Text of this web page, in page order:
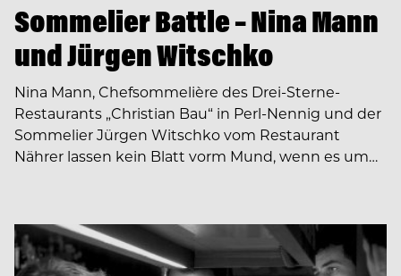
Sommelier Battle – Nina Mann
und Jürgen Witschko
Nina Mann, Chefsommelière des Drei-Sterne-
Restaurants „Christian Bau“ in Perl-Nennig und der
Sommelier Jürgen Witschko vom Restaurant
Nährer lassen kein Blatt vorm Mund, wenn es um…